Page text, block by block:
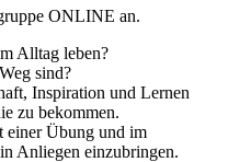
ONLINE an.
Alltag leben?
sind?
Inspiration und Lernen
zu bekommen.
einer Übung und im
Anliegen einzubringen.